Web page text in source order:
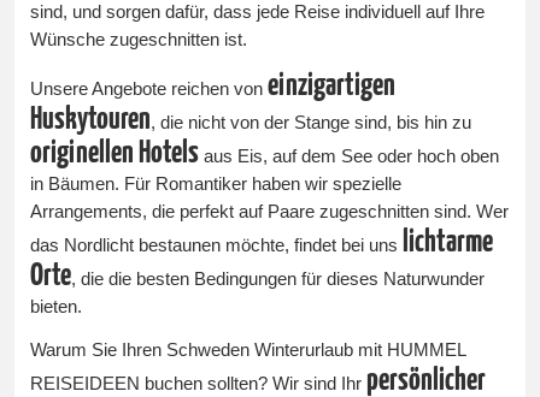
sind, und sorgen dafür, dass jede Reise individuell auf Ihre
Wünsche zugeschnitten ist.
Unsere Angebote reichen voneinzigartigen
Huskytouren, die nicht von der Stange sind, bis hin zu
originellen Hotels aus Eis, auf dem See oder hoch oben
in Bäumen. Für Romantiker haben wir spezielle
Arrangements, die perfekt auf Paare zugeschnitten sind. Wer
das Nordlicht bestaunen möchte, findet bei uns
lichtarme
Orte, die die besten Bedingungen für dieses Naturwunder
bieten.
Warum Sie Ihren Schweden Winterurlaub mit HUMMEL
REISEIDEEN buchen sollten? Wir sind Ihr persönlicher